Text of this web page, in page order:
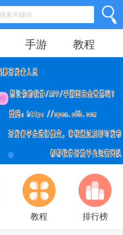
手游 教程
教程 排行榜